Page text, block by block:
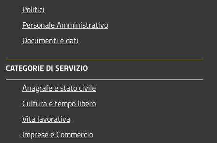
Politici
Personale Amministrativo
Documenti e dati
CATEGORIE DI SERVIZIO
Anagrafe e stato civile
Cultura e tempo libero
Vita lavorativa
Imprese e Commercio